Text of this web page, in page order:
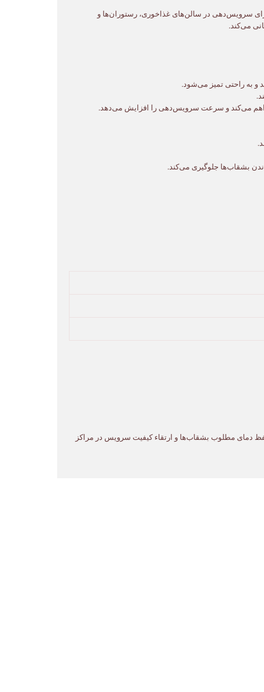
طراحی شده است تا حداکثر ۶۰ بشقاب را در دمای ایده‌آل برای سرویس‌دهی در سالن‌های غذاخوری، رستوران‌ها و
می‌کند.
و به راحتی تمیز می‌شود.
می‌کند و سرعت سرویس‌دهی را افزایش می‌دهد.
بشقاب‌ها جلوگیری می‌کند.
دمای مطلوب بشقاب‌ها و ارتقاء کیفیت سرویس در مراکز